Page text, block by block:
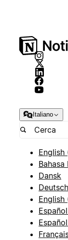
Italiano
English
Bahasa
Dansk
Deutsch
English